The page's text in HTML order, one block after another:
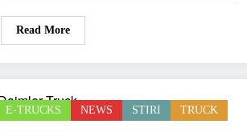
Read More
E-TRUCKS NEWS STIRI TRUCK